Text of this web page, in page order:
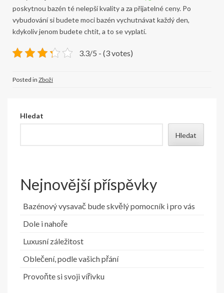
poskytnou bazén té nelepší kvality a za přijatelné ceny. Po
vybudování si budete moci bazén vychutnávat každý den,
kdykoliv jenom budete chtít, a to se vyplatí.
3.3/5 - (3 votes)
Posted in Zboží
Hledat
Hledat
Nejnovější příspěvky
Bazénový vysavač bude skvělý pomocník i pro vás
Dole i nahoře
Luxusní záležitost
Oblečení, podle vašich přání
Provoňte si svoji vířivku